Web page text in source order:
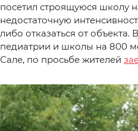
посетил строящуюся школу
недостаточную
либо отказаться от
педиатрии и школы на 800
Сале, по просьбе жителей